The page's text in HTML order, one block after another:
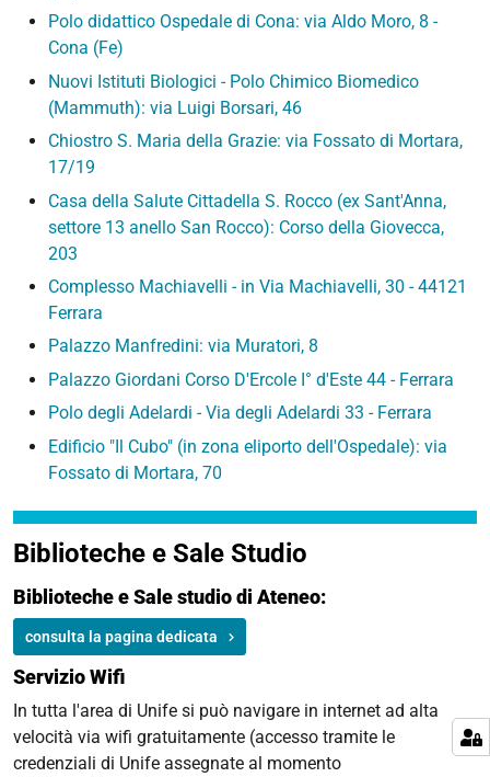
Polo didattico Ospedale di Cona: via Aldo Moro, 8 -
Cona (Fe)
Nuovi Istituti Biologici - Polo Chimico Biomedico
(Mammuth): via Luigi Borsari, 46
Chiostro S. Maria della Grazie: via Fossato di Mortara,
17/19
Casa della Salute Cittadella S. Rocco (ex Sant'Anna,
settore 13 anello San Rocco): Corso della Giovecca,
203
Complesso Machiavelli - in Via Machiavelli, 30 - 44121
Ferrara
Palazzo Manfredini: via Muratori, 8
Palazzo Giordani Corso D'Ercole I° d'Este 44 - Ferrara
Polo degli Adelardi - Via degli Adelardi 33 - Ferrara
Edificio "Il Cubo" (in zona eliporto dell'Ospedale): via
Fossato di Mortara, 70
Biblioteche e Sale Studio
Biblioteche e Sale studio di Ateneo:
consulta la pagina dedicata
Servizio Wifi
In tutta l'area di Unife si può navigare in internet ad alta
velocità via wifi gratuitamente (accesso tramite le
credenziali di Unife assegnate al momento